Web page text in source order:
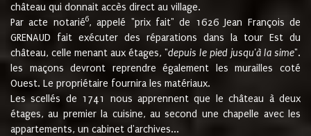
château qui donnait accès direct au village.
Par acte notarié6, appelé "prix fait" de 1626 Jean François de
GRENAUD fait exécuter des réparations dans la tour Est du
château, celle menant aux étages, "depuis le pied jusqu'à la sime".
les maçons devront reprendre également les murailles coté
Ouest. Le propriétaire fournira les matériaux.
Les scellés de 1741 nous apprennent que le château à deux
étages, au premier la cuisine, au second une chapelle avec les
appartements, un cabinet d'archives...